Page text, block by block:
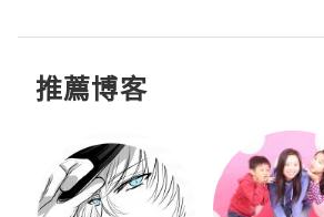
推薦博客